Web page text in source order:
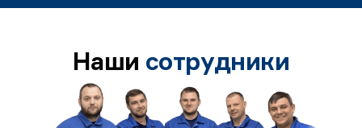
Наши сотрудники